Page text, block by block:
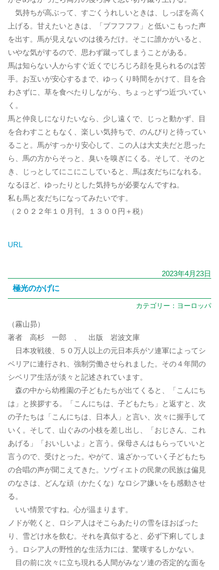
気持ちが高ぶって、すごくうれしいときは、しっぽを高く
上げる。甘えたいときは、「ブフフフフ」と低いこもった声
を出す。馬が見えないのは後ろだけ。そこに誰かがいると、
いやな気がするので、思わず蹴ってしまうことがある。
馬は知らない人からすぐ近くでじろじろ顔を見られるのは苦
手。お互いが安心するまで、ゆっくり時間をかけて、目を合
わさずに、草を食べたりしながら、ちょっとずつ近づいてい
く。
馬と仲良しになりたいなら、少し遠くで、じっと動かず、目
を合わすこともなく、楽しい気持ちで、のんびりと待ってい
ること。馬がすっかり安心して、この人は大丈夫だと思った
ら、馬の方からそっと、臭いを嗅ぎにくる。そして、そのと
き、じっとしてにこにこしていると、馬は友だちになれる。
なるほど、ゆったりとした気持ちが必要なんですね。
私も馬と友だちになってみたいです。
（２０２２年１０月刊。１３００円＋税）
URL
2023年4月23日
極光のかげに
カテゴリー： ヨーロッパ
（霧山昴）
著者 高杉 一郎 、 出版 岩波文庫
日本攻戦後、５０万人以上の元日本兵がソ連軍によってシ
ベリアに連行され、強制労働させられました。その４年間の
シベリア生活が淡々と記述されています。
森の中から幼稚園の子どもたちが出てくると、「こんにち
は」と挨拶する。「こんにちは、子どもたち」と返すと、次
の子たちは「こんにちは、日本人」と言い、次々に握手して
いく。そして、山ぐみの小枝を差し出し、「おじさん、これ
あげる」「おいしいよ」と言う。保母さんはもらっていいと
言うので、受けとった。やがて、遠ざかっていく子どもたち
の合唱の声が聞こえてきた。ソヴィエトの民衆の民族は偏見
のなさは、どんな頑（かたくな）なロシア嫌いをも感動させ
る。
いい情景ですね。心が温まります。
ノドが乾くと、ロシア人はそこらあたりの雪をほおばった
り、雪どけ水を飲む。それを真似すると、必ず下痢してしま
う。ロシア人の野性的な生活力には、驚嘆するしかない。
目の前に次々に立ち現れる人間がみなソ連の否定的な面を